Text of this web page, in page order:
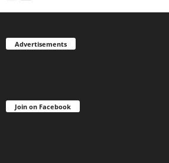
Advertisements
Join on Facebook